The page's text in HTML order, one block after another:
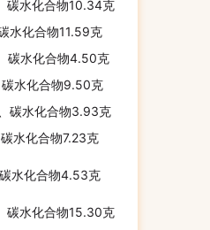
碳水化合物10.34克
水化合物11.59克
碳水化合物4.50克
水化合物9.50克
碳水化合物3.93克
水化合物7.23克
水化合物4.53克
碳水化合物15.30克